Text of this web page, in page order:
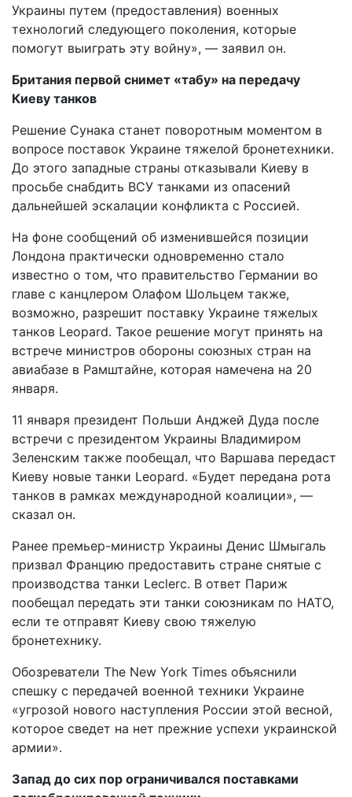
Украины путем (предоставления) военных
технологий следующего поколения, которые
помогут выиграть эту войну», — заявил он.
Британия первой снимет «табу» на передачу
Киеву танков
Решение Сунака станет поворотным моментом в
вопросе поставок Украине тяжелой бронетехники.
До этого западные страны отказывали Киеву в
просьбе снабдить ВСУ танками из опасений
дальнейшей эскалации конфликта с Россией.
На фоне сообщений об изменившейся позиции
Лондона практически одновременно стало
известно о том, что правительство Германии во
главе с канцлером Олафом Шольцем также,
возможно, разрешит поставку Украине тяжелых
танков Leopard. Такое решение могут принять на
встрече министров обороны союзных стран на
авиабазе в Рамштайне, которая намечена на 20
января.
11 января президент Польши Анджей Дуда после
встречи с президентом Украины Владимиром
Зеленским также пообещал, что Варшава передаст
Киеву новые танки Leopard. «Будет передана рота
танков в рамках международной коалиции», —
сказал он.
Ранее премьер-министр Украины Денис Шмыгаль
призвал Францию предоставить стране снятые с
производства танки Leclerc. В ответ Париж
пообещал передать эти танки союзникам по НАТО,
если те отправят Киеву свою тяжелую
бронетехнику.
Обозреватели The New York Times объяснили
спешку с передачей военной техники Украине
«угрозой нового наступления России этой весной,
которое сведет на нет прежние успехи украинской
армии».
Запад до сих пор ограничивался поставками